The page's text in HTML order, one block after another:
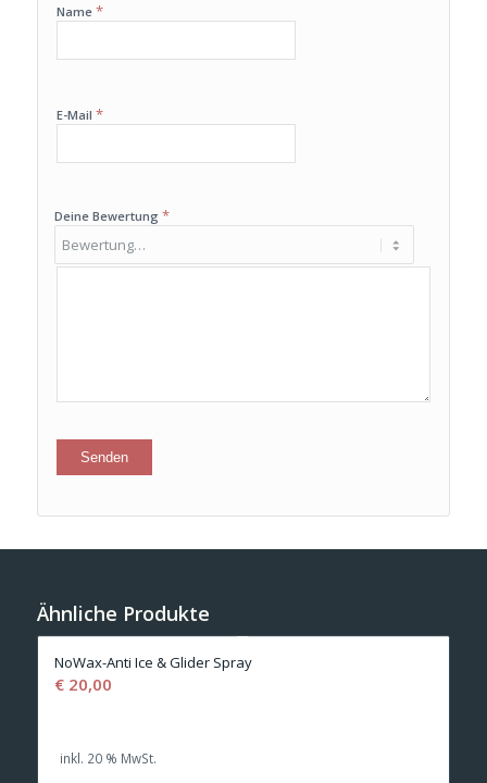
Name *
E-Mail *
Deine Bewertung *
Ähnliche Produkte
NoWax-Anti Ice & Glider Spray
€20,00
inkl. 20 % MwSt.